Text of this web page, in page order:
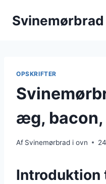
OPSKRIFTER
æg, bacon,
Af Svinemørbrad i ovn
Introduktion